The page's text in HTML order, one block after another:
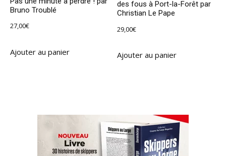
Bruno Troublé
27,00€
Ajouter au panier
des fous à Port-la-Forêt par
Christian Le Pape
29,00€
Ajouter au panier